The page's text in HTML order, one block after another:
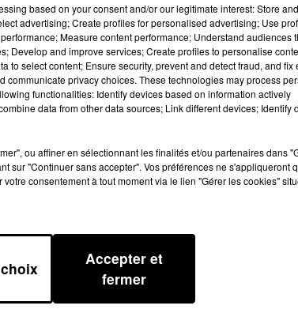
based on your consent and/or our legitimate interest: Store
advertising; Create profiles for personalised advertising; Use
Measure content performance; Understand audiences
Develop and improve services; Create profiles to personalise
to select content; Ensure security, prevent and detect fraud, and fix
communicate privacy choices. These technologies may process
functionalities: Identify devices based on information actively
data from other data sources; Link different devices; Identify
ou affiner en sélectionnant les finalités et/ou partenaires dans
sur "Continuer sans accepter". Vos préférences ne s'appliqueront
consentement à tout moment via le lien "Gérer les cookies"
Accepter et
fermer